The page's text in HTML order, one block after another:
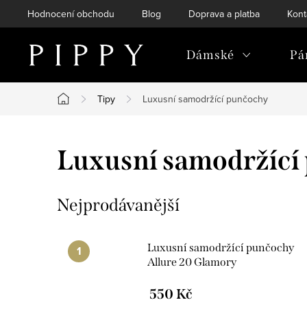
na
Hodnocení obchodu Blog Doprava a platba
Dámské
Domů
Tipy Luxusní samodržící punčochy
Luxusní samodržící
Nejprodávanější
Luxusní samodržící punčochy
Allure 20 Glamory
550 Kč